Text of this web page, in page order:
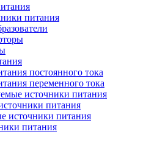
питания
постоянного тока
переменного тока
источники питания
питания
источники питания
питания